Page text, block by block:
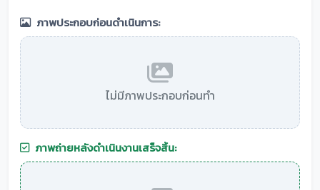
ภาพประกอบก่อนดำเนินการ:
ไม่มีภาพประกอบก่อนทำ
ภาพถ่ายหลังดำเนินงานเสร็จสิ้น: